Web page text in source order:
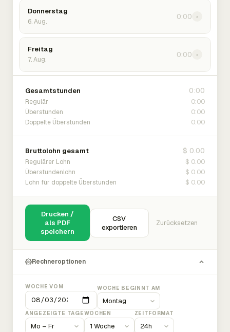
Donnerstag
6. Aug.
0:00 ›
Freitag
7. Aug.
0:00 ›
Gesamtstunden 0:00
Regulär 0:00
Überstunden 0:00
Doppelte Überstunden 0:00
Bruttolohn gesamt $ 0.00
Regulärer Lohn $ 0.00
Überstundenlohn $ 0.00
Lohn für doppelte Überstunden $ 0.00
Drucken /
als PDF
speichern
CSV
exportieren
Zurücksetzen
Rechneroptionen
WOCHE VOM WOCHE BEGINNT AM
ANGEZEIGTE TAGEWOCHEN ZEITFORMAT